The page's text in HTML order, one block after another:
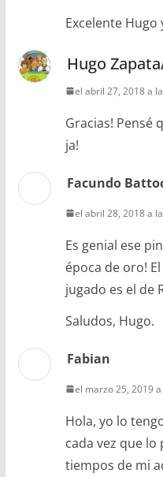
Excelente
Hugo Zapata
el abril 27, 2018 a
Gracias! Pensé
ja!
Facundo
el abril 28, 2018 a
Es genial ese
época de oro!
jugado es el de
Saludos, Hugo.
Fabian
el marzo 25, 2019
Hola, yo lo
cada vez que
tiempos de mi